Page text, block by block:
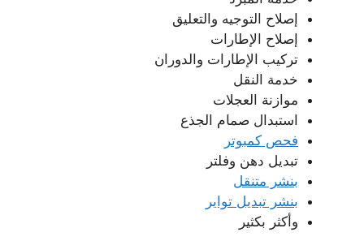
إصلاح التوجيه والتعليق
إصلاح الإطارات
تركيب الإطارات والدوران
خدمة النقل
موازنة العجلات
استبدال صمام الجذع
فحص كمبوتر
تبديل دهن وفلتر
بنشر متنقل
بنشر تبديل تواير
وأكثر بكثير